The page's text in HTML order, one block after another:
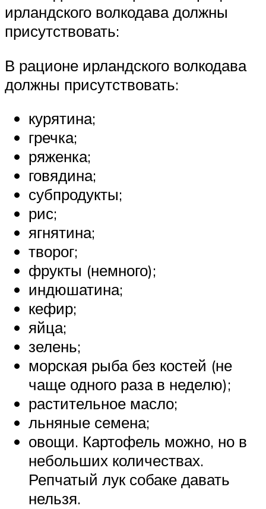
ирландского волкодава должны
присутствовать:
В рационе ирландского волкодава
должны присутствовать:
курятина;
гречка;
ряженка;
говядина;
субпродукты;
рис;
ягнятина;
творог;
фрукты (немного);
индюшатина;
кефир;
яйца;
зелень;
морская рыба без костей (не
чаще одного раза в неделю);
растительное масло;
льняные семена;
овощи. Картофель можно, но в
небольших количествах.
Репчатый лук собаке давать
нельзя.